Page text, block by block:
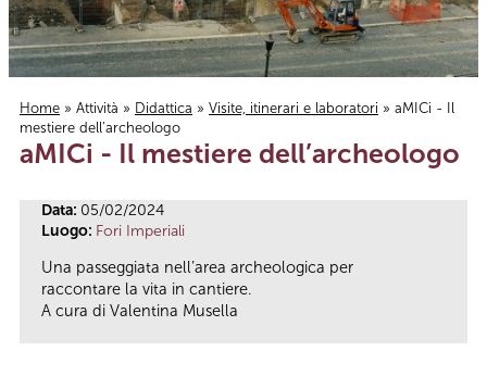
Tu sei qui
Home » Attività » Didattica » Visite, itinerari e laboratori » aMICi - Il
mestiere dell’archeologo
aMICi - Il mestiere dell’archeologo
Data: 05/02/2024
Luogo: Fori Imperiali
Una passeggiata nell’area archeologica per
raccontare la vita in cantiere.
A cura di Valentina Musella